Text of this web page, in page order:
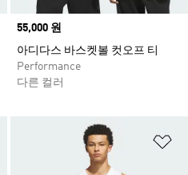
Price
55,000 원
아디다스 바스켓볼 컷오프 티
Performance
다른 컬러
위시리스트 담기